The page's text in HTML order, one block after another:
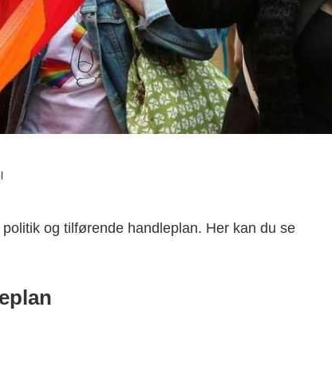
og tilførende handleplan. Her kan du se